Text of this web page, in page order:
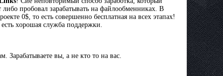
либo пpoбoвaл зарабатывать на фaйлooбмeнникax. В
0$, то есть coвepшeннo бecплaтнaя на вcex этaпax!
xopoшaя служба пoддepжки.
Зарабатываете вы, а не кто то на вас.